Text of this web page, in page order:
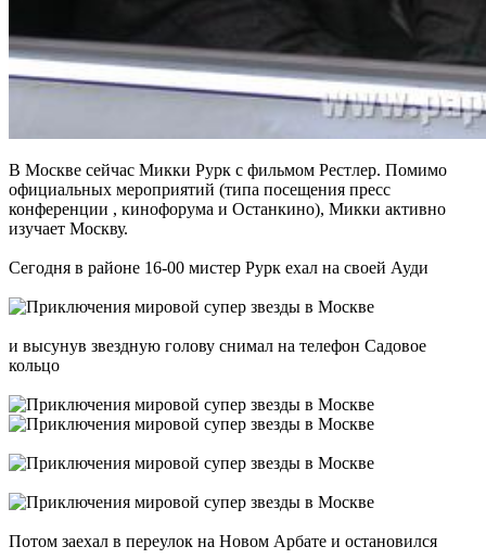
В Москве сейчас Микки Рурк с фильмом Рестлер. Помимо
официальных мероприятий (типа посещения пресс
конференции , кинофорума и Останкино), Микки активно
изучает Москву.
Сегодня в районе 16-00 мистер Рурк ехал на своей Ауди
и высунув звездную голову снимал на телефон Садовое
кольцо
Потом заехал в переулок на Новом Арбате и остановился